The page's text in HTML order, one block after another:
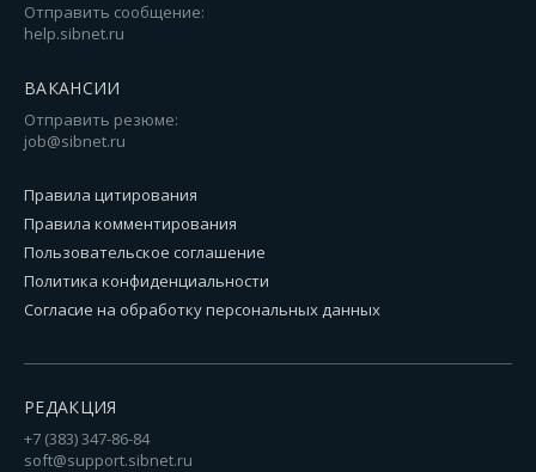
Отправить сообщение:
help.sibnet.ru
ВАКАНСИИ
Отправить резюме:
job@sibnet.ru
Правила цитирования
Правила комментирования
Пользовательское соглашение
Политика конфиденциальности
Согласие на обработку персональных данных
РЕДАКЦИЯ
+7 (383) 347-86-84
soft@support.sibnet.ru